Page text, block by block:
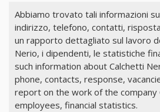
Abbiamo trovato tali informazioni
indirizzo, telefono, contatti,
un rapporto dettagliato sul lavoro
Nerio, i dipendenti, le statistiche
such information about Calchetti
phone, contacts, response,
report on the work of the company
employees, financial statistics.